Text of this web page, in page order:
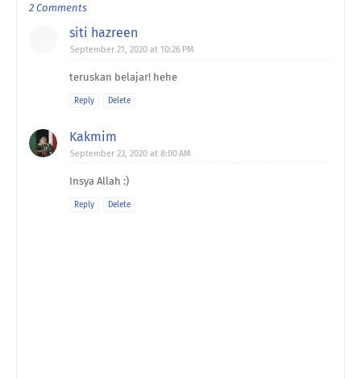
2 Comments
siti hazreen
September 21, 2020 at 10:26 PM
teruskan belajar! hehe
Reply Delete
Kakmim
September 23, 2020 at 8:00 AM
Insya Allah :)
Reply Delete